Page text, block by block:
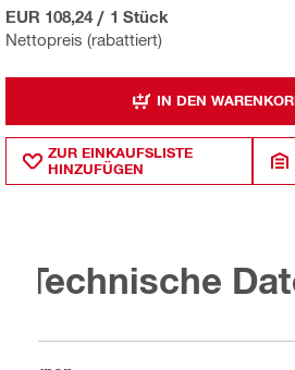
Nettopreis (rabattiert)
EUR 108,24 / 1 Stück
IN DEN
ZUR EINKAUFSLISTE
HINZUFÜGEN
Technische